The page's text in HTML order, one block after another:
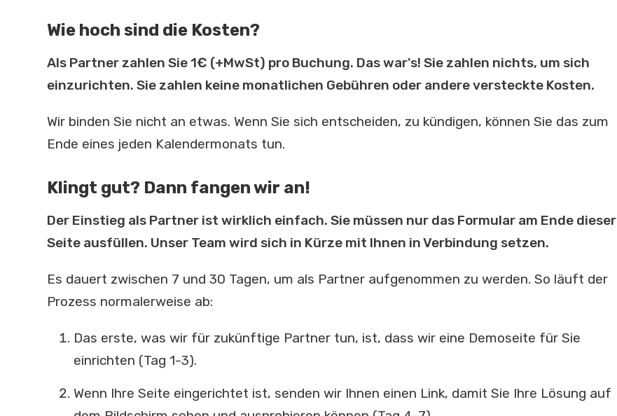
Wie hoch sind die Kosten?
Als Partner zahlen Sie 1€ (+MwSt) pro Buchung. Das war's! Sie zahlen nichts, um sich
einzurichten. Sie zahlen keine monatlichen Gebühren oder andere versteckte Kosten.
Wir binden Sie nicht an etwas. Wenn Sie sich entscheiden, zu kündigen, können Sie das zum
Ende eines jeden Kalendermonats tun.
Klingt gut? Dann fangen wir an!
Der Einstieg als Partner ist wirklich einfach. Sie müssen nur das Formular am Ende dieser
Seite ausfüllen. Unser Team wird sich in Kürze mit Ihnen in Verbindung setzen.
Es dauert zwischen 7 und 30 Tagen, um als Partner aufgenommen zu werden. So läuft der
Prozess normalerweise ab:
Das erste, was wir für zukünftige Partner tun, ist, dass wir eine Demoseite für Sie
einrichten (Tag 1-3).
Wenn Ihre Seite eingerichtet ist, senden wir Ihnen einen Link, damit Sie Ihre Lösung auf